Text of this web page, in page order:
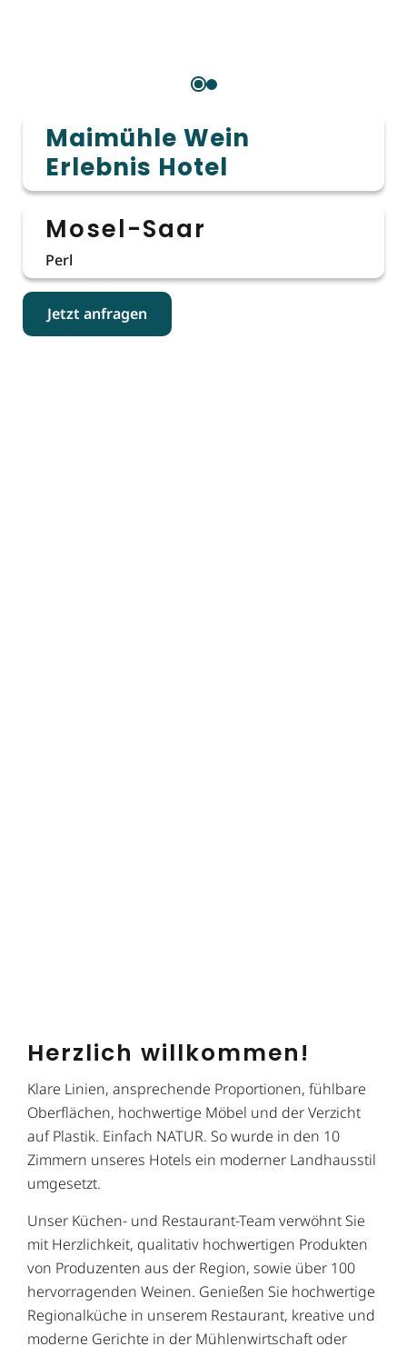
Maimühle Wein
Erlebnis Hotel
Mosel-Saar
Perl
Jetzt anfragen
Herzlich willkommen!
Klare Linien, ansprechende Proportionen, fühlbare
Oberflächen, hochwertige Möbel und der Verzicht
auf Plastik. Einfach NATUR. So wurde in den 10
Zimmern unseres Hotels ein moderner Landhausstil
umgesetzt.
Unser Küchen- und Restaurant-Team verwöhnt Sie
mit Herzlichkeit, qualitativ hochwertigen Produkten
von Produzenten aus der Region, sowie über 100
hervorragenden Weinen. Genießen Sie hochwertige
Regionalküche in unserem Restaurant, kreative und
moderne Gerichte in der Mühlenwirtschaft oder